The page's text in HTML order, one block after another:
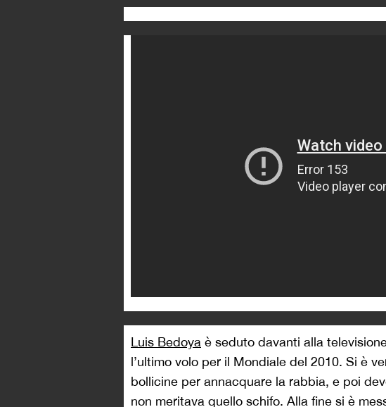
Luis Bedoya è seduto davanti alla
l’ultimo volo per il Mondiale del 2010. Si è
bollicine per annacquare la rabbia, e poi
non meritava quello schifo. Alla fine si è